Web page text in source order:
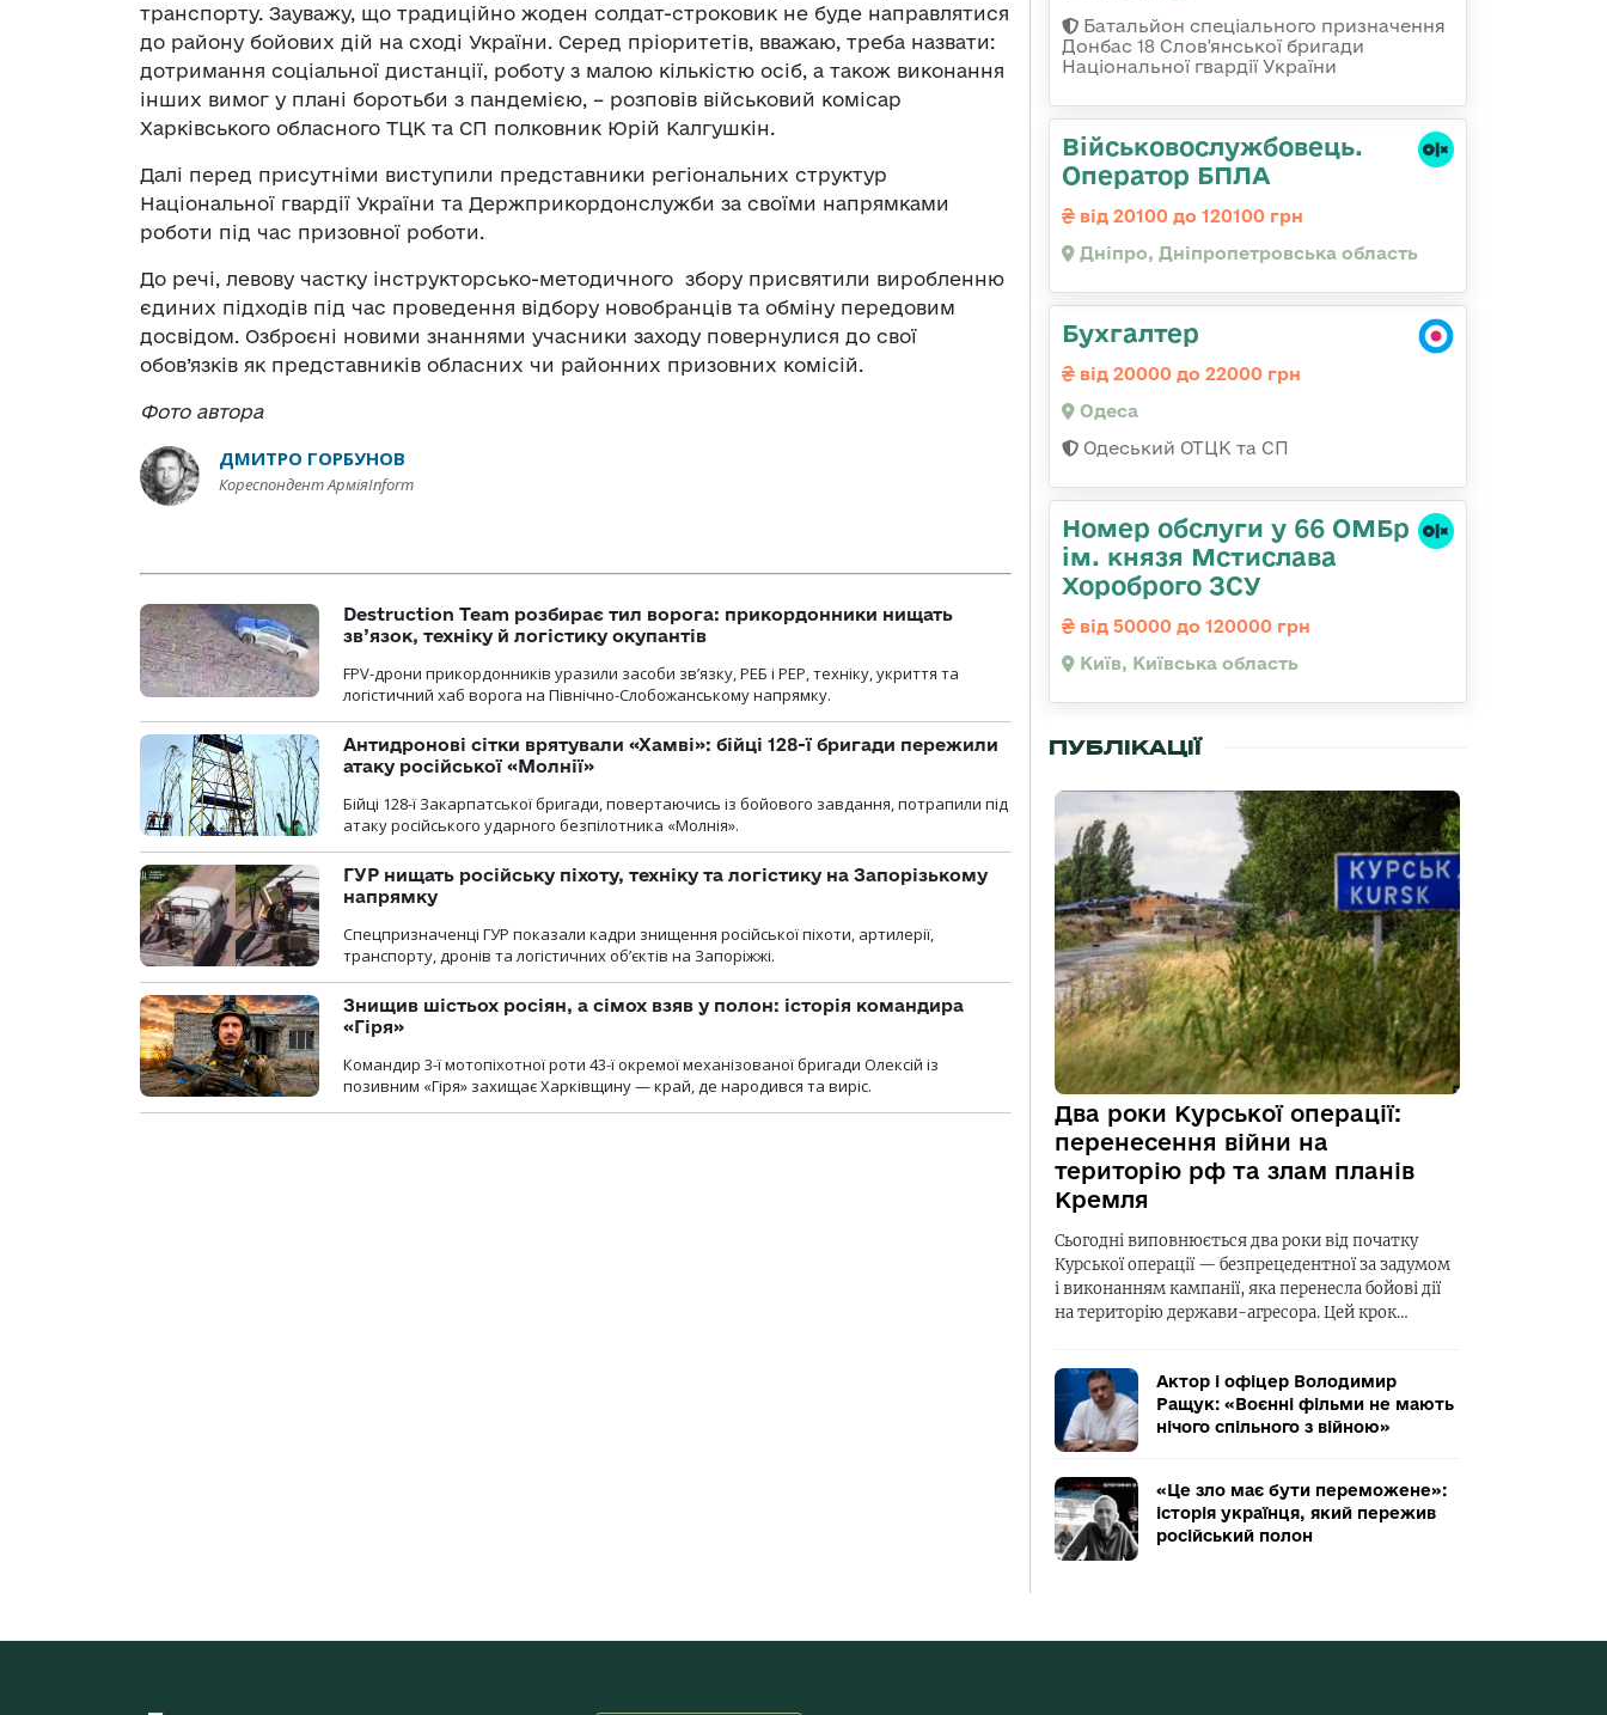
транспорту. Зауважу, що традиційно жоден солдат-строковик не буде направлятися
до району бойових дій на сході України. Серед пріоритетів, вважаю, треба назвати:
дотримання соціальної дистанції, роботу з малою кількістю осіб, а також виконання
інших вимог у плані боротьби з пандемією, – розповів військовий комісар
Харківського обласного ТЦК та СП полковник Юрій Калгушкін.
Далі перед присутніми виступили представники регіональних структур
Національної гвардії України та Держприкордонслужби за своїми напрямками
роботи під час призовної роботи.
До речі, левову частку iнстpукторсько-методичного збору присвятили виробленню
єдиних підходів під час проведення відбору новобранців та обміну передовим
досвідом. Озброєні новими знаннями учасники заходу повернулися до свої
обов’язків як представників обласних чи районних призовних комісій.
Фото автора
ДМИТРО ГОРБУНОВ
Кореспондент АрміяInform
Destruction Team розбирає тил ворога: прикордонники нищать
зв’язок, техніку й логістику окупантів
FPV-дрони прикордонників уразили засоби зв’язку, РЕБ і РЕР, техніку, укриття та
логістичний хаб ворога на Північно-Слобожанському напрямку.
Антидронові сітки врятували «Хамві»: бійці 128-ї бригади пережили
атаку російської «Молнії»
Бійці 128-ї Закарпатської бригади, повертаючись із бойового завдання, потрапили під
атаку російського ударного безпілотника «Молнія».
ГУР нищать російську піхоту, техніку та логістику на Запорізькому
напрямку
Спецпризначенці ГУР показали кадри знищення російської піхоти, артилерії,
транспорту, дронів та логістичних об’єктів на Запоріжжі.
Знищив шістьох росіян, а сімох взяв у полон: історія командира
«Гіря»
Командир 3-ї мотопіхотної роти 43-ї окремої механізованої бригади Олексій із
позивним «Гіря» захищає Харківщину — край, де народився та виріс.
Батальйон спеціального призначення
Донбас 18 Слов'янської бригади
Національної гвардії України
Військовослужбовець.
Оператор БПЛА
від 20100 до 120100 грн
Дніпро, Дніпропетровська область
Бухгалтер
від 20000 до 22000 грн
Одеса
Одеський ОТЦК та СП
Номер обслуги у 66 ОМБр
ім. князя Мстислава
Хороброго ЗСУ
від 50000 до 120000 грн
Київ, Київська область
ПУБЛІКАЦІЇ
Два роки Курської операції:
перенесення війни на
територію рф та злам планів
Кремля
Сьогодні виповнюється два роки від початку
Курської операції — безпрецедентної за задумом
і виконанням кампанії, яка перенесла бойові дії
на територію держави-агресора. Цей крок…
Актор і офіцер Володимир
Ращук: «Воєнні фільми не мають
нічого спільного з війною»
«Це зло має бути переможене»:
історія українця, який пережив
російський полон